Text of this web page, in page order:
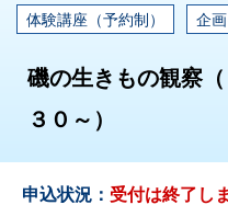
体験講座（予約制） 企
磯の生きもの観察
３０～）
申込状況： 受付は終了し